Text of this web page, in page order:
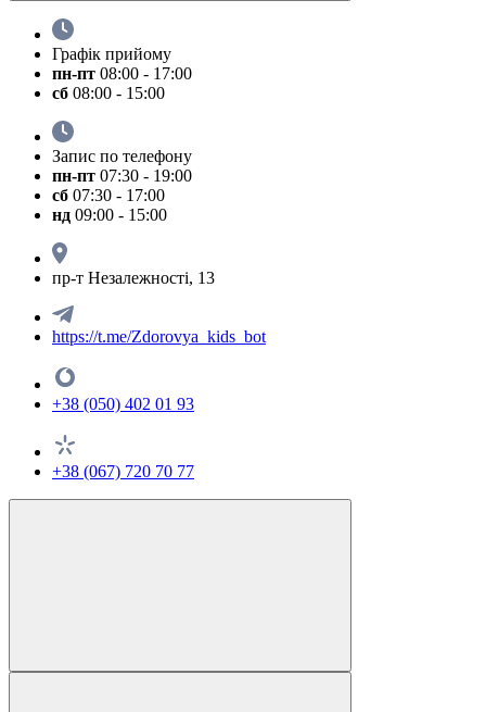
Графік прийому
пн-пт 08:00 - 17:00
сб 08:00 - 15:00
Запис по телефону
пн-пт 07:30 - 19:00
сб 07:30 - 17:00
нд 09:00 - 15:00
пр-т Незалежності, 13
https://t.me/Zdorovya_kids_bot
+38 (050) 402 01 93
+38 (067) 720 70 77